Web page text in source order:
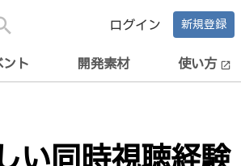
ログイン 新規登録
ト 開発素材 使い方 open_in_new